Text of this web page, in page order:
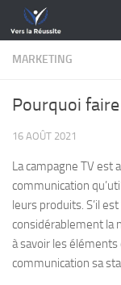
Skip to content
MARKETING
Pourquoi
16 AOÛT 2021
La campagne TV est
communication
leurs produits. S’il
considérablement la
à savoir les
communication sa